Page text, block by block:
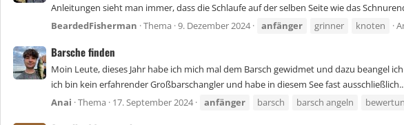
Anleitungen sieht man immer, dass die Schlaufe auf der selben Seite wie das
BeardedFisherman Thema 9. Dezember 2024 anfänger grinner knoten
Barsche finden
Moin Leute, dieses Jahr habe ich mich mal dem Barsch gewidmet und dazu beangel
ich bin kein erfahrender Großbarschangler und habe in diesem See fast
Anai Thema 17. September 2024 anfänger barsch barsch angeln